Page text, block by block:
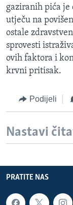
gaziranih pića
utječu na
ostale
sprovesti
ovih faktora i
krvni pritisak.
Podijeli
Nastavi
PRATITE NAS